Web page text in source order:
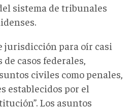
sistema de tribunales
jurisdicción para oír casi
casos federales,
civiles como penales,
establecidos por el
Los asuntos